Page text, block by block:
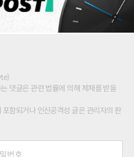
댓글은 관련 법률에 의해 제재를 받을
함되거나 인신공격성 글은 관리자의 판